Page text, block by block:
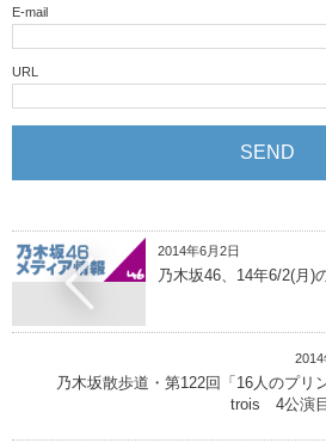
E-mail
URL
2014年6月2日
乃木坂46、14年6/2(月)
2014
乃木坂散歩道・第122回「16人のプリ
trois 4公演目